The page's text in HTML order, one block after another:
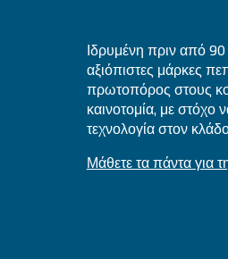
Θέματα που
Εάν
Ένας
χειριστούμε.
Αν δεν